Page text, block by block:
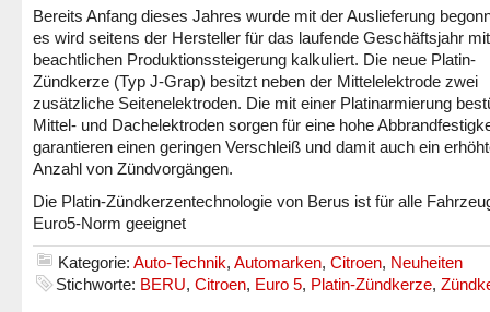
Bereits Anfang dieses Jahres wurde mit der Auslieferung
es wird seitens der Hersteller für das laufende Geschäftsjahr
beachtlichen Produktionssteigerung kalkuliert. Die neue Platin-
Zündkerze (Typ J-Grap) besitzt neben der Mittelelektrode zwei
zusätzliche Seitenelektroden. Die mit einer Platinarmierung
Mittel- und Dachelektroden sorgen für eine hohe
garantieren einen geringen Verschleiß und damit auch ein
Anzahl von Zündvorgängen.
Die Platin-Zündkerzentechnologie von Berus ist für alle
Euro5-Norm geeignet
Kategorie: Auto-Technik, Automarken, Citroen, Neuheiten
Stichworte: BERU, Citroen, Euro 5, Platin-Zündkerze,